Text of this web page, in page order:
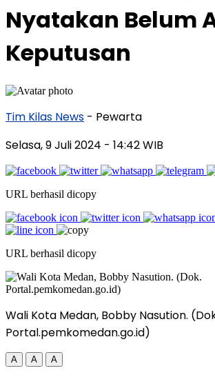
Nyatakan Belum
Keputusan
Tim Kilas News - Pewarta
Selasa, 9 Juli 2024 - 14:42 WIB
URL berhasil dicopy
URL berhasil dicopy
Wali Kota Medan, Bobby Nasution.
Portal.pemkomedan.go.id)
A A A